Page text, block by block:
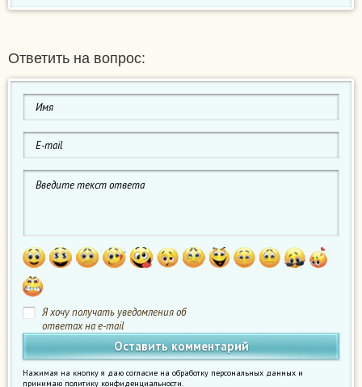
Ответить на вопрос:
Я хочу получать уведомления об
ответах на e-mail
Нажимая на кнопку я даю согласие на обработку персональных данных и
принимаю политику конфиденциальности.